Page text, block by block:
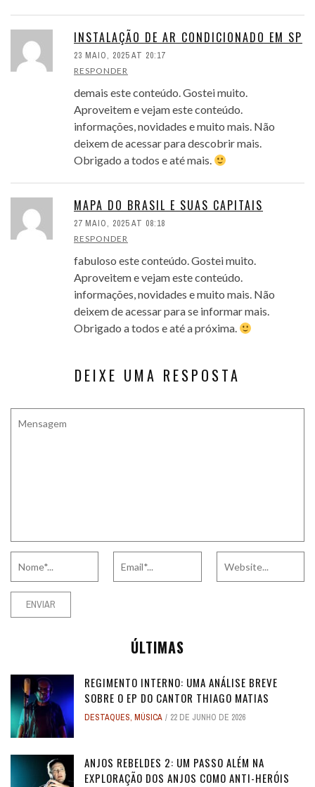
INSTALAÇÃO DE AR CONDICIONADO EM SP
23 MAIO, 2025 AT 20:17
RESPONDER
demais este conteúdo. Gostei muito.
Aproveitem e vejam este conteúdo.
informações, novidades e muito mais. Não
deixem de acessar para descobrir mais.
Obrigado a todos e até mais.
MAPA DO BRASIL E SUAS CAPITAIS
27 MAIO, 2025 AT 08:18
RESPONDER
fabuloso este conteúdo. Gostei muito.
Aproveitem e vejam este conteúdo.
informações, novidades e muito mais. Não
deixem de acessar para se informar mais.
Obrigado a todos e até a próxima.
DEIXE UMA RESPOSTA
ÚLTIMAS
REGIMENTO INTERNO: UMA ANÁLISE BREVE
SOBRE O EP DO CANTOR THIAGO MATIAS
DESTAQUES, MÚSICA 22 DE JUNHO DE 2026
ANJOS REBELDES 2: UM PASSO ALÉM NA
EXPLORAÇÃO DOS ANJOS COMO ANTI-HERÓIS